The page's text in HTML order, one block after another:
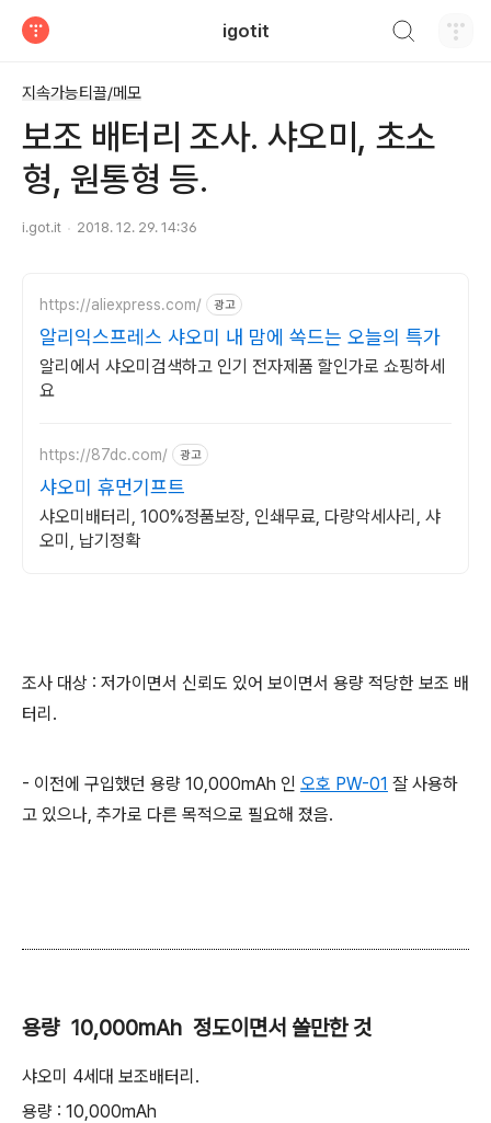
igotit
지속가능티끌/메모
보조 배터리 조사. 샤오미, 초소
형, 원통형 등.
i.got.it 2018. 12. 29. 14:36
https://aliexpress.com/ 광고
알리익스프레스 샤오미 내 맘에 쏙드는 오늘의 특가
알리에서 샤오미검색하고 인기 전자제품 할인가로 쇼핑하세
요
https://87dc.com/ 광고
샤오미 휴먼기프트
샤오미배터리, 100%정품보장, 인쇄무료, 다량악세사리, 샤
오미, 납기정확
조사 대상 : 저가이면서 신뢰도 있어 보이면서 용량 적당한 보조 배
터리.
- 이전에 구입했던 용량 10,000mAh 인 오호 PW-01 잘 사용하
고 있으나, 추가로 다른 목적으로 필요해 졌음.
용량 10,000mAh 정도이면서 쓸만한 것
샤오미 4세대 보조배터리.
용량 : 10,000mAh